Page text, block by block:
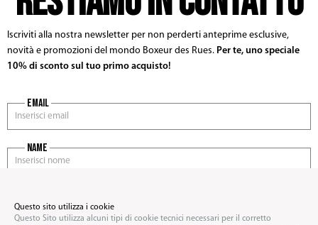
Questo sito utilizza i cookie
Questo Sito utilizza alcuni tipi di cookie tecnici necessari per il corretto
Iscriviti alla nostra newsletter per non perderti anteprime esclusive,
novità e promozioni del mondo Boxeur des Rues. Per te, uno speciale
10% di sconto sul tuo primo acquisto!
Email
name